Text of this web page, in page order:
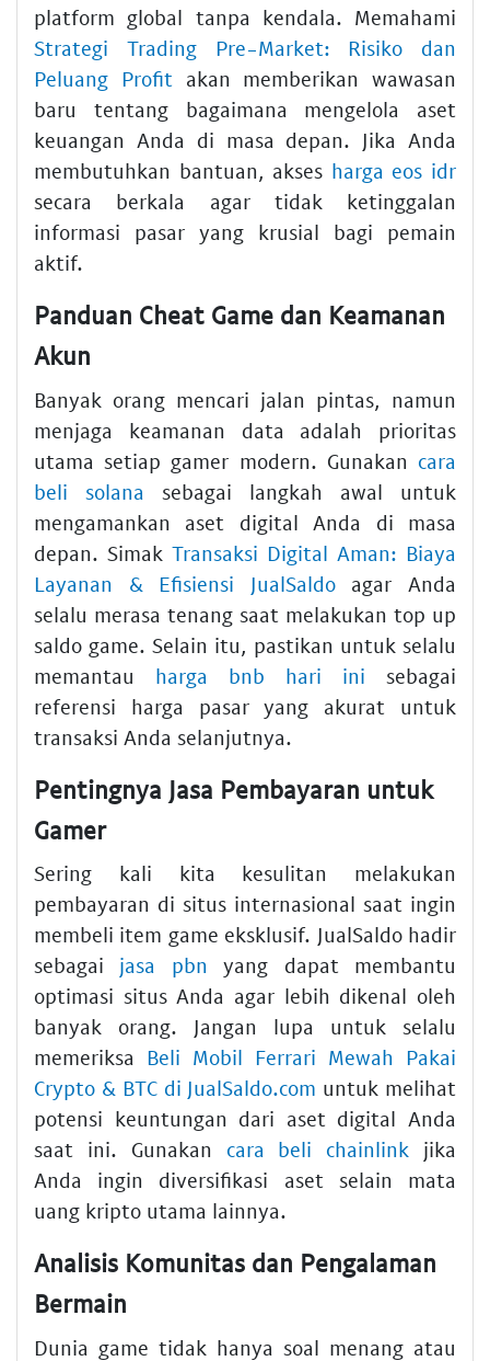
platform global tanpa kendala. Memahami
Strategi Trading Pre-Market: Risiko dan
Peluang Profit akan memberikan wawasan
baru tentang bagaimana mengelola aset
keuangan Anda di masa depan. Jika Anda
membutuhkan bantuan, akses harga eos idr
secara berkala agar tidak ketinggalan
informasi pasar yang krusial bagi pemain
aktif.
Panduan Cheat Game dan Keamanan
Akun
Banyak orang mencari jalan pintas, namun
menjaga keamanan data adalah prioritas
utama setiap gamer modern. Gunakan cara
beli solana sebagai langkah awal untuk
mengamankan aset digital Anda di masa
depan. Simak Transaksi Digital Aman: Biaya
Layanan & Efisiensi JualSaldoagar Anda
selalu merasa tenang saat melakukan top up
saldo game. Selain itu, pastikan untuk selalu
memantau harga bnb hari ini sebagai
referensi harga pasar yang akurat untuk
transaksi Anda selanjutnya.
Pentingnya Jasa Pembayaran untuk
Gamer
Sering kali kita kesulitan melakukan
pembayaran di situs internasional saat ingin
membeli item game eksklusif. JualSaldo hadir
sebagai jasa pbn yang dapat membantu
optimasi situs Anda agar lebih dikenal oleh
banyak orang. Jangan lupa untuk selalu
memeriksa Beli Mobil Ferrari Mewah Pakai
Crypto & BTC di JualSaldo.com untuk melihat
potensi keuntungan dari aset digital Anda
saat ini. Gunakan cara beli chainlink jika
Anda ingin diversifikasi aset selain mata
uang kripto utama lainnya.
Analisis Komunitas dan Pengalaman
Bermain
Dunia game tidak hanya soal menang atau